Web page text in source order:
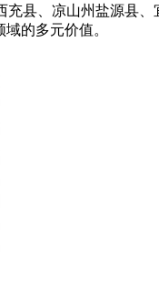
县、凉山州盐源县
的多元价值。